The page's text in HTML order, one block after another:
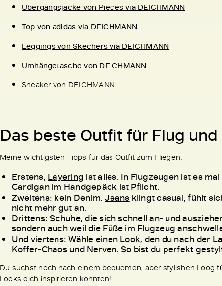
Übergangsjacke von Pieces via DEICHMANN
Top von adidas via DEICHMANN
Leggings von Skechers via DEICHMANN
Umhängetasche von DEICHMANN
Sneaker von DEICHMANN
Das beste Outfit für Flug
Meine wichtigsten Tipps für das Outfit zum Fliegen:
Erstens, Layering ist alles. In Flugzeugen ist es
Cardigan im Handgepäck ist Pflicht.
Zweitens: kein Denim.Jeans klingt casual, fühlt
nicht mehr gut an.
Drittens: Schuhe, die sich schnell an- und
sondern auch weil die Füße im Flugzeug
Und viertens: Wähle einen Look, den du nach der
Koffer-Chaos und Nerven. So bist du perfekt
Du suchst noch nach einem bequemen, aber stylishen Loog
Looks dich inspirieren konnten!